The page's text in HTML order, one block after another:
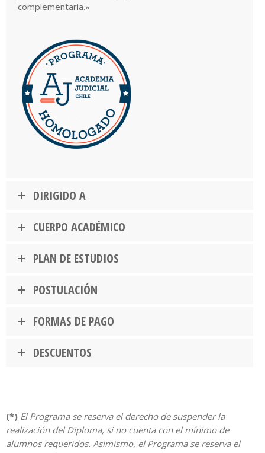
complementaria.»
DIRIGIDO A
CUERPO ACADÉMICO
PLAN DE ESTUDIOS
POSTULACIÓN
FORMAS DE PAGO
DESCUENTOS
(*) El Programa se reserva el derecho de suspender la
realización del Diploma, si no cuenta con el mínimo de
alumnos requeridos. Asimismo, el Programa se reserva el